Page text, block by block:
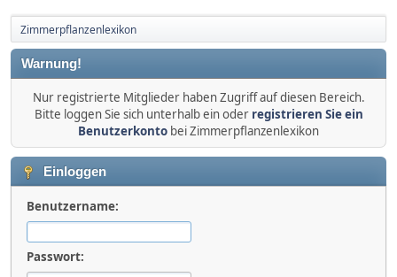
Zimmerpflanzenlexikon
Warnung!
Nur registrierte Mitglieder haben Zugriff auf diesen Bereich.
Bitte loggen Sie sich unterhalb ein oder registrieren Sie ein
Benutzerkonto bei Zimmerpflanzenlexikon
Einloggen
Benutzername:
Passwort: